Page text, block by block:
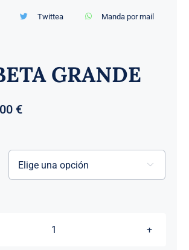
Twittea Manda por mail
GRANDE
€Rango
desde
8,00 €
hasta

BOMBETA